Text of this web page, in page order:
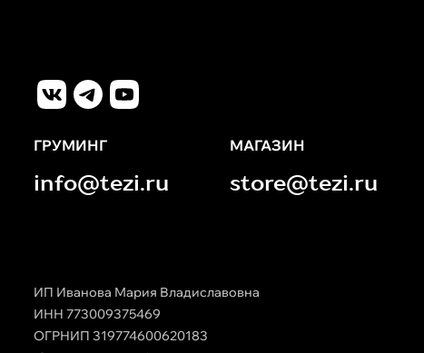
ГРУМИНГ
info@tezi.ru
МАГАЗИН
store@tezi.ru
ИП Иванова Мария Владиславовна
ИНН 773009375469
ОГРНИП 319774600620183